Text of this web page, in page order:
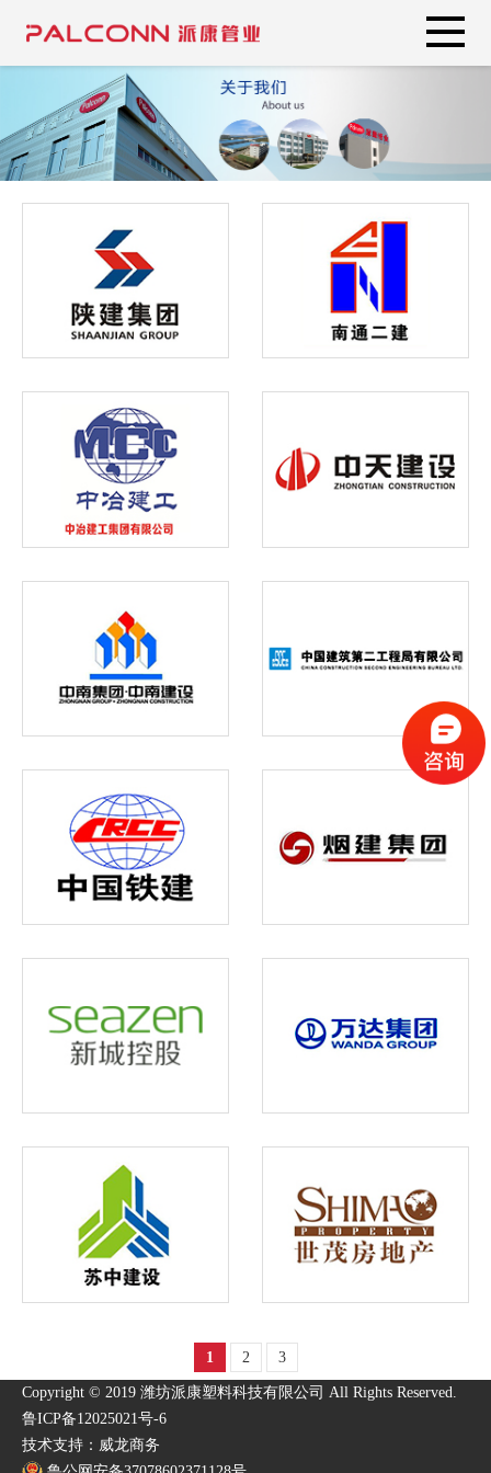
1 2 3
Copyright © 2019 潍坊派康塑料科技有限公司 All Rights Reserved.
鲁ICP备12025021号-6
技术支持：威龙商务